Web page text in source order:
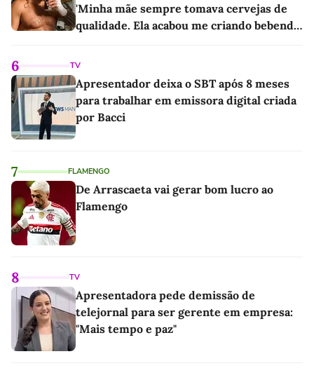
'Minha mãe sempre tomava cervejas de
qualidade. Ela acabou me criando bebendo
6 TV
Apresentador deixa o SBT após 8 meses
para trabalhar em emissora digital criada
por Bacci
7 FLAMENGO
De Arrascaeta vai gerar bom lucro ao
Flamengo
8 TV
Apresentadora pede demissão de
telejornal para ser gerente em empresa:
"Mais tempo e paz"